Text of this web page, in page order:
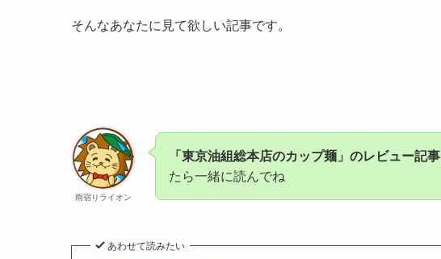
そんなあなたに見て欲しい記事です。
雨宿りライオン
「東京油組総本店のカップ麺」のレビュー記事
たら一緒に読んでね
あわせて読みたい